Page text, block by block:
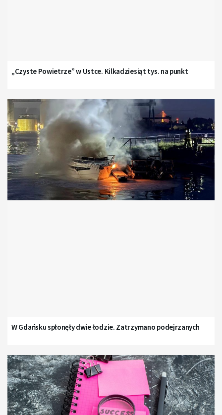
„Czyste Powietrze” w Ustce. Kilkadziesiąt tys. na punkt
W Gdańsku spłonęły dwie łodzie. Zatrzymano podejrzanych